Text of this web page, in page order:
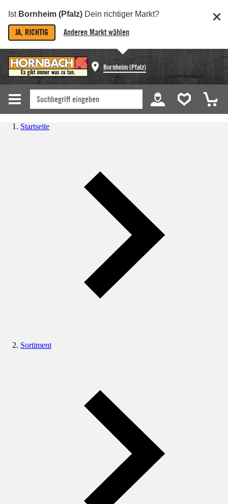
Ist Bornheim (Pfalz) Dein richtiger Markt?
JA, RICHTIG Anderen Markt wählen
Bornheim (Pfalz)
Startseite
Sortiment